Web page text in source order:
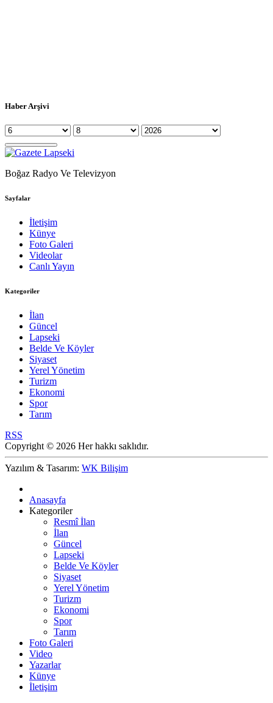
Haber Arşivi
Boğaz Radyo Ve Televizyon
Sayfalar
İletişim
Künye
Foto Galeri
Videolar
Canlı Yayın
Kategoriler
İlan
Güncel
Lapseki
Belde Ve Köyler
Siyaset
Yerel Yönetim
Turizm
Ekonomi
Spor
Tarım
RSS
Copyright © 2026 Her hakkı saklıdır.
Yazılım & Tasarım: WK Bilişim
Anasayfa
Kategoriler
Resmî İlan
İlan
Güncel
Lapseki
Belde Ve Köyler
Siyaset
Yerel Yönetim
Turizm
Ekonomi
Spor
Tarım
Foto Galeri
Video
Yazarlar
Künye
İletişim